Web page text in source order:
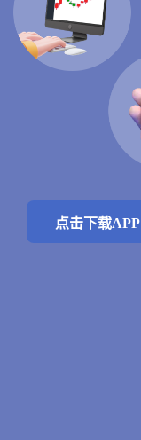
点击下载APP